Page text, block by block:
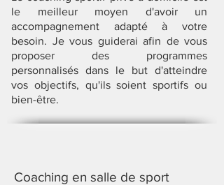
le meilleur moyen d'avoir un
accompagnement adapté à votre
besoin. Je vous guiderai afin de vous
proposer des programmes
personnalisés dans le but d'atteindre
vos objectifs, qu'ils soient sportifs ou
bien-être.
Coaching en salle de sport